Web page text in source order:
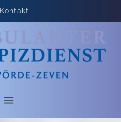
Kontakt